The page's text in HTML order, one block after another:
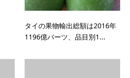
タイの果物輸出総額は2016年
1196億バーツ、品目別1...